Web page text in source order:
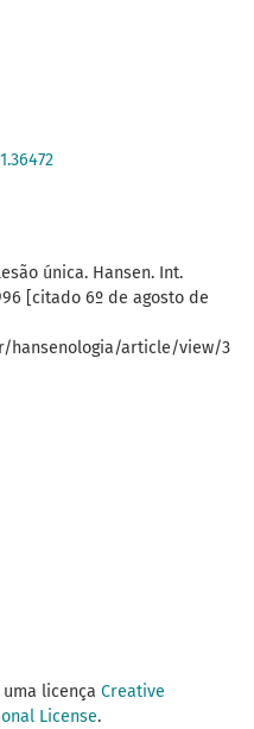
única. Hansen. Int.
[citado 6º de agosto de
hansenologia/article/view/3
licença Creative
License.